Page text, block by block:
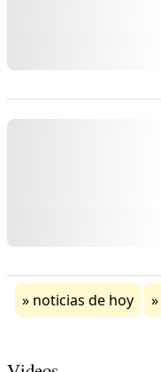
noticias de hoy